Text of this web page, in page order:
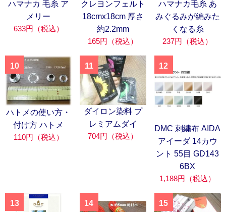
ハマナカ 毛糸 ア
メリー
633円（税込）
クレヨンフェルト
18cmx18cm 厚さ
約2.2mm
165円（税込）
ハマナカ毛糸 あ
みぐるみが編みた
くなる糸
237円（税込）
10
ハトメの使い方・
付け方 ハトメ
110円（税込）
11
ダイロン染料 プ
レミアムダイ
704円（税込）
12
DMC 刺繍布 AIDA
アイーダ 14カウ
ント 55目 GD143
6BX
1,188円（税込）
13 14 15